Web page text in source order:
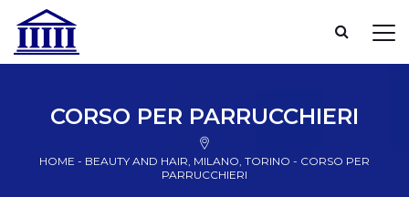
CORSO PER PARRUCCHIERI
HOME - BEAUTY AND HAIR, MILANO, TORINO - CORSO PER
PARRUCCHIERI